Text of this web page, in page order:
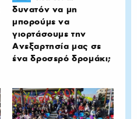
δυνατόν να μη
μπορούμε να
γιορτάσουμε την
Ανεξαρτησία μας σε
ένα δροσερό δρομάκι;